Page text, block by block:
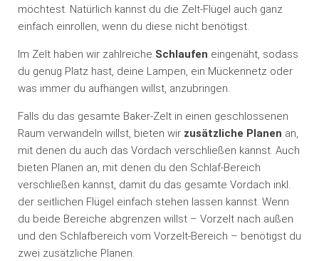
möchtest. Natürlich kannst du die Zelt-Flügel auch ganz
einfach einrollen, wenn du diese nicht benötigst.
Im Zelt haben wir zahlreiche Schlaufen eingenäht, sodass
du genug Platz hast, deine Lampen, ein Mückennetz oder
was immer du aufhängen willst, anzubringen.
Falls du das gesamte Baker-Zelt in einen geschlossenen
Raum verwandeln willst, bieten wir zusätzliche Planen an,
mit denen du auch das Vordach verschließen kannst. Auch
bieten Planen an, mit denen du den Schlaf-Bereich
verschließen kannst, damit du das gesamte Vordach inkl.
der seitlichen Flügel einfach stehen lassen kannst. Wenn
du beide Bereiche abgrenzen willst – Vorzelt nach außen
und den Schlafbereich vom Vorzelt-Bereich – benötigst du
zwei zusätzliche Planen.